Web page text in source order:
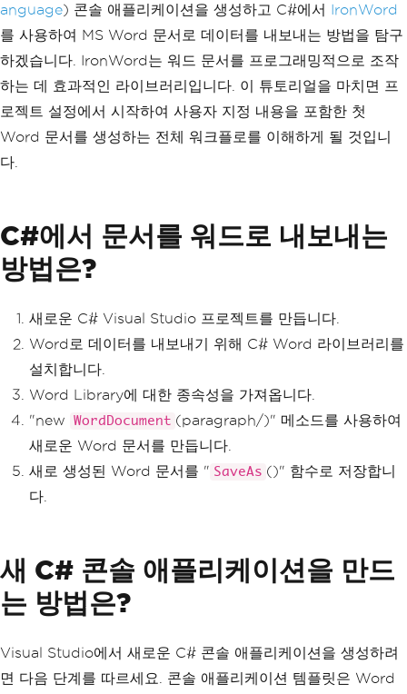
anguage) 콘솔 애플리케이션을 생성하고 C#에서 IronWord
를 사용하여 MS Word 문서로 데이터를 내보내는 방법을 탐구
하겠습니다. IronWord는 워드 문서를 프로그래밍적으로 조작
하는 데 효과적인 라이브러리입니다. 이 튜토리얼을 마치면 프
로젝트 설정에서 시작하여 사용자 지정 내용을 포함한 첫
Word 문서를 생성하는 전체 워크플로를 이해하게 될 것입니
다.
C#에서 문서를 워드로 내보내는
방법은?
새로운 C# Visual Studio 프로젝트를 만듭니다.
Word로 데이터를 내보내기 위해 C# Word 라이브러리를
설치합니다.
Word Library에 대한 종속성을 가져옵니다.
"new
WordDocument (paragraph/)" 메소드를 사용하여
새로운 Word 문서를 만듭니다.
새로 생성된 Word 문서를 " SaveAs ()" 함수로 저장합니
다.
새 C# 콘솔 애플리케이션을 만드
는 방법은?
Visual Studio에서 새로운 C# 콘솔 애플리케이션을 생성하려
면 다음 단계를 따르세요. 콘솔 애플리케이션 템플릿은 Word